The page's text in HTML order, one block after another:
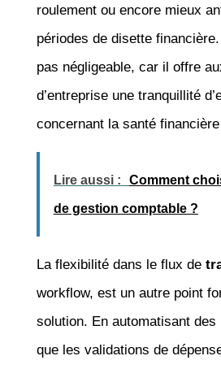
roulement ou encore mieux
périodes de disette
pas négligeable, car il offre
d’entreprise une tranquillité
concernant la santé
Lire aussi : Comment
de gestion comptable ?
La flexibilité dans le flux de
workflow, est un autre point
solution. En automatisant
que les validations de